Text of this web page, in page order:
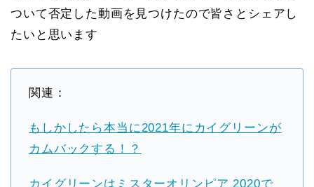
ついて否定した動画を見つけたので皆さとシェアし
たいと思います
関連：
もしかしたら本当に2021年にカイグリーンが
カムバックする！？
カイグリーンはミスターオリンピア 2020で